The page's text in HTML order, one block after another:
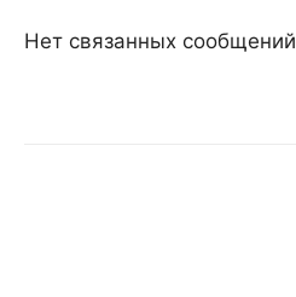
Нет связанных сообщений